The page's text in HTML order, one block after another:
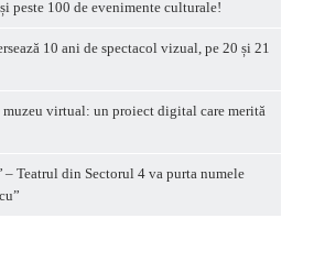
peste 100 de evenimente culturale!
10 ani de spectacol vizual, pe 20 și 21
virtual: un proiect digital care merită
– Teatrul din Sectorul 4 va purta numele